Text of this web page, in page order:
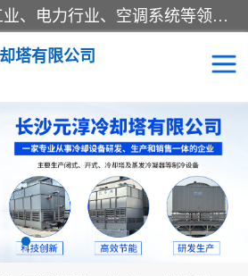
冷却塔广泛应用于工业、电力行业、空调系统等领域。在电力行业中，用于冷却发电机组的循环水；在工业生产中，如化工、冶金等行业，可降低生产过程中产生的热量；在空调系统中，为空调设备提供冷却水源
塔有限公司
圆形冷却塔
水箱
水泵